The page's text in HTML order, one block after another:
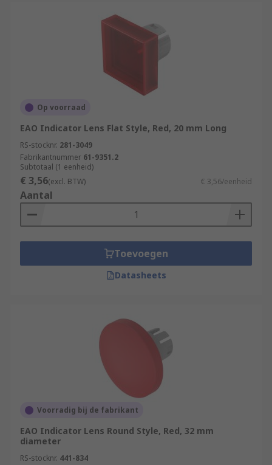
Op voorraad
EAO Indicator Lens Flat Style, Red, 20 mm Long
RS-stocknr. 281-3049
Fabrikantnummer 61-9351.2
Subtotaal (1 eenheid)
€ 3,56(excl. BTW) € 3,56/eenheid
Aantal
Toevoegen
Datasheets
Voorradig bij de fabrikant
EAO Indicator Lens Round Style, Red, 32 mm
diameter
RS-stocknr. 441-834